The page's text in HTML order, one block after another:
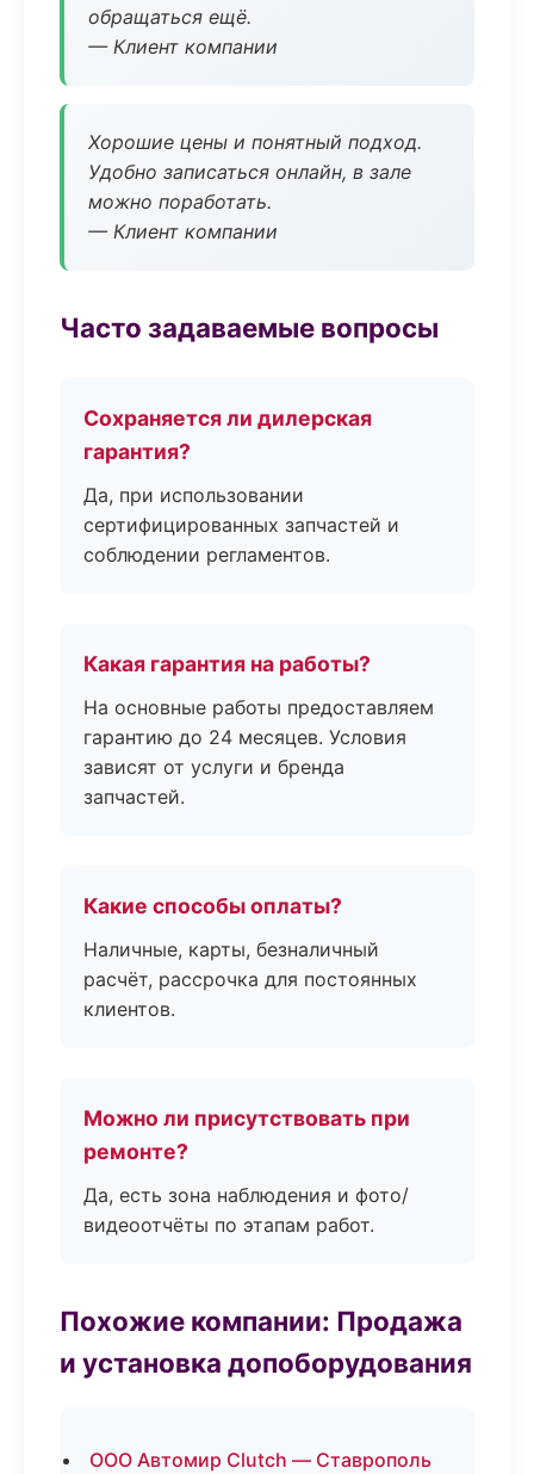
обращаться ещё.
— Клиент компании
Хорошие цены и понятный подход.
Удобно записаться онлайн, в зале
можно поработать.
— Клиент компании
Часто задаваемые вопросы
Сохраняется ли дилерская
гарантия?
Да, при использовании
сертифицированных запчастей и
соблюдении регламентов.
Какая гарантия на работы?
На основные работы предоставляем
гарантию до 24 месяцев. Условия
зависят от услуги и бренда
запчастей.
Какие способы оплаты?
Наличные, карты, безналичный
расчёт, рассрочка для постоянных
клиентов.
Можно ли присутствовать при
ремонте?
Да, есть зона наблюдения и фото/
видеоотчёты по этапам работ.
Похожие компании: Продажа
и установка допоборудования
ООО Автомир Clutch — Ставрополь